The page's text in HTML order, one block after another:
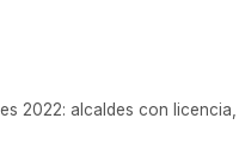
2022: alcaldes con